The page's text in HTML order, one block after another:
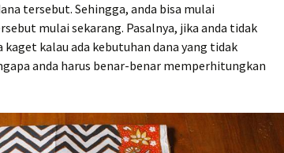
tersebut. Sehingga, anda bisa mulai
mulai sekarang. Pasalnya, jika anda tidak
kalau ada kebutuhan dana yang tidak
anda harus benar-benar memperhitungkan